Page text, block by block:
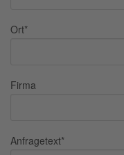
Ort*
Firma
Anfragetext*